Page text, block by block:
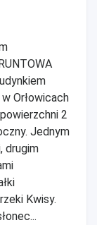
Orłowicach
2
Jednym
drugim
Kwisy.